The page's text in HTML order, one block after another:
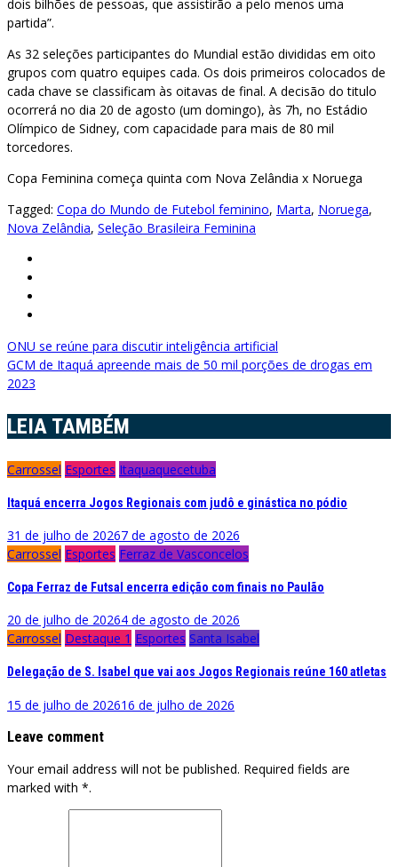
dois bilhões de pessoas, que assistirão a pelo menos uma
partida”.
As 32 seleções participantes do Mundial estão divididas em oito
grupos com quatro equipes cada. Os dois primeiros colocados de
cada chave se classificam às oitavas de final. A decisão do titulo
ocorrerá no dia 20 de agosto (um domingo), às 7h, no Estádio
Olímpico de Sidney, com capacidade para mais de 80 mil
torcedores.
Copa Feminina começa quinta com Nova Zelândia x Noruega
Tagged: Copa do Mundo de Futebol feminino, Marta, Noruega,
Nova Zelândia, Seleção Brasileira Feminina
Navegação
de
Post
ONU se reúne para discutir inteligência artificial
GCM de Itaquá apreende mais de 50 mil porções de drogas em
2023
LEIA TAMBÉM
Carrossel Esportes Itaquaquecetuba
Itaquá encerra Jogos Regionais com judô e ginástica no pódio
31 de julho de 20267 de agosto de 2026
Carrossel Esportes Ferraz de Vasconcelos
Copa Ferraz de Futsal encerra edição com finais no Paulão
20 de julho de 20264 de agosto de 2026
Carrossel Destaque 1 Esportes Santa Isabel
Delegação de S. Isabel que vai aos Jogos Regionais reúne 160 atletas
15 de julho de 202616 de julho de 2026
Leave comment
Your email address will not be published. Required fields are
marked with *.